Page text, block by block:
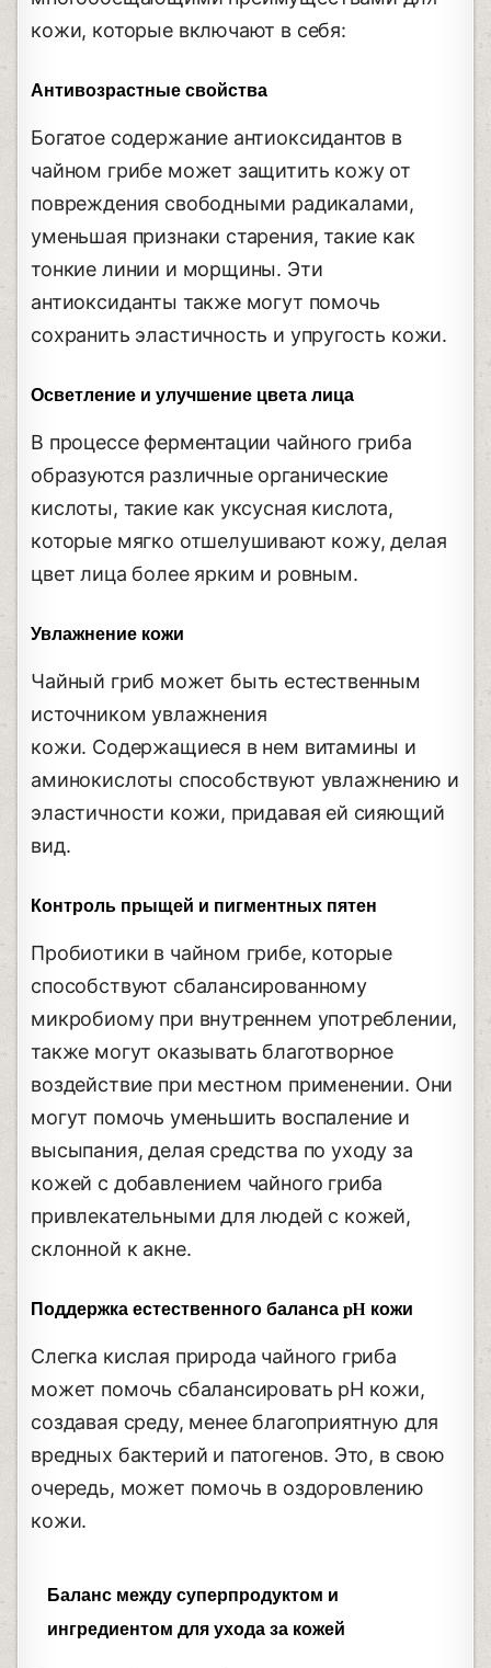
кожи, которые включают в себя:
Антивозрастные свойства
Богатое содержание антиоксидантов в
чайном грибе может защитить кожу от
повреждения свободными радикалами,
уменьшая признаки старения, такие как
тонкие линии и морщины. Эти
антиоксиданты также могут помочь
сохранить эластичность и упругость кожи.
Осветление и улучшение цвета лица
В процессе ферментации чайного гриба
образуются различные органические
кислоты, такие как уксусная кислота,
которые мягко отшелушивают кожу, делая
цвет лица более ярким и ровным.
Увлажнение кожи
Чайный гриб может быть естественным
источником увлажнения
кожи. Содержащиеся в нем витамины и
аминокислоты способствуют увлажнению и
эластичности кожи, придавая ей сияющий
вид.
Контроль прыщей и пигментных пятен
Пробиотики в чайном грибе, которые
способствуют сбалансированному
микробиому при внутреннем употреблении,
также могут оказывать благотворное
воздействие при местном применении. Они
могут помочь уменьшить воспаление и
высыпания, делая средства по уходу за
кожей с добавлением чайного гриба
привлекательными для людей с кожей,
склонной к акне.
Поддержка естественного баланса pH кожи
Слегка кислая природа чайного гриба
может помочь сбалансировать pH кожи,
создавая среду, менее благоприятную для
вредных бактерий и патогенов. Это, в свою
очередь, может помочь в оздоровлению
кожи.
Баланс между суперпродуктом и
ингредиентом для ухода за кожей